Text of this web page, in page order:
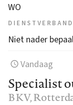
WO
DIENSTVERBAND
Niet nader
Vandaag
Specialist
BKV,